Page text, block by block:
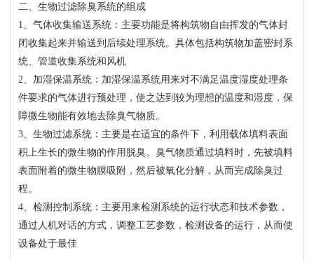
二、生物过滤除臭系统的组成
1、气体收集输送系统：主要功能是将构筑物自由挥发的气体封
闭收集起来并输送到后续处理系统。具体包括构筑物加盖密封系
统、管道收集系统和风机
2、加湿保温系统：加湿保温系统用来对不满足温度湿度处理条
件要求的气体进行预处理，使之达到较为理想的温度和湿度，保
障微生物能有效地去除臭气物质。
3、生物过滤系统：主要是在适宜的条件下，利用载体填料表面
积上生长的微生物的作用脱臭。臭气物质通过填料时，先被填料
表面附着的微生物膜吸附，然后被氧化分解，从而完成除臭过
程。
4、检测控制系统：主要用来检测系统的运行状态和技术参数，
通过人机对话的方式，调整工艺参数，检测设备的运行，从而使
设备处于最佳